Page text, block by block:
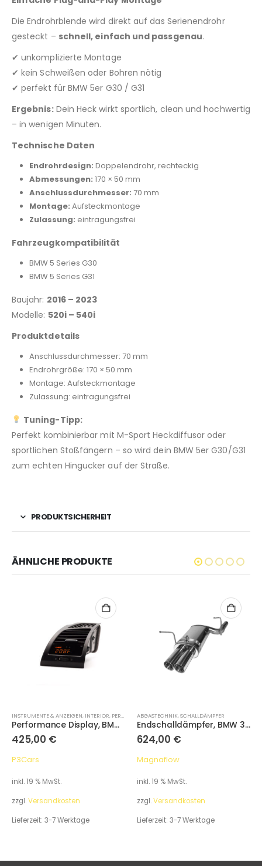
Die Endrohrblende wird direkt auf das Serienendrohr
gesteckt – schnell, einfach und passgenau.
✔ unkomplizierte Montage
✔ kein Schweißen oder Bohren nötig
✔ perfekt für BMW 5er G30 / G31
Ergebnis:Dein Heck wirkt sportlich, clean und hochwertig
– in wenigen Minuten.
Technische Daten
Endrohrdesign: Doppelendrohr, rechteckig
Abmessungen: 170 × 50 mm
Anschlussdurchmesser: 70 mm
Montage: Aufsteckmontage
Zulassung: eintragungsfrei
Fahrzeugkompatibilität
BMW 5 Series G30
BMW 5 Series G31
Baujahr: 2016 – 2023
Modelle: 520i – 540i
Produktdetails
Anschlussdurchmesser: 70 mm
Endrohrgröße: 170 × 50 mm
Montage: Aufsteckmontage
Zulassung: eintragungsfrei
Tuning-Tipp:
Perfekt kombinierbar mit M-Sport Heckdiffusor oder
sportlichen Stoßfängern – so wird dein BMW 5er G30/G31
zum echten Hingucker auf der Straße.
PRODUKTSICHERHEIT
ÄHNLICHE PRODUKTE
INSTRUMENTE & ANZEIGEN, INTERIOR, PERFORMANCE DISPLAYS
Performance Display, BMW 1 Series E8X 2004-2013
425,00 €
P3Cars
inkl. 19 % MwSt.
zzgl.Versandkosten
Lieferzeit: 3-7 Werktage
ABGASTECHNIK,SCHALLDÄMPFER
Endschalldämpfer, BMW 3er E46 Compakt 316ti 318ti
624,00 €
Magnaflow
inkl. 19 % MwSt.
zzgl.Versandkosten
Lieferzeit: 3-7 Werktage